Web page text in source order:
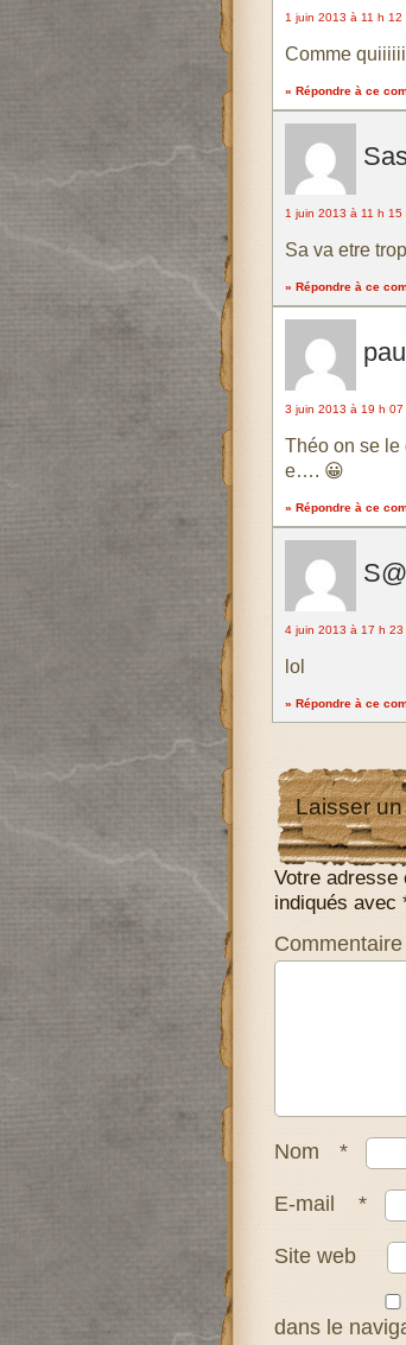
1 juin 2013 à 11 h 12
Comme
» Répondre à ce
1 juin 2013 à 11 h 15
Sa va etre
» Répondre à ce
3 juin 2013 à 19 h 07
Théo on se le
e…. 😀
» Répondre à ce
4 juin 2013 à 17 h 23
lol
» Répondre à ce
Laisser
Votre adresse
indiqués avec
Commentaire
Nom *
E-mail *
Site web
dans le